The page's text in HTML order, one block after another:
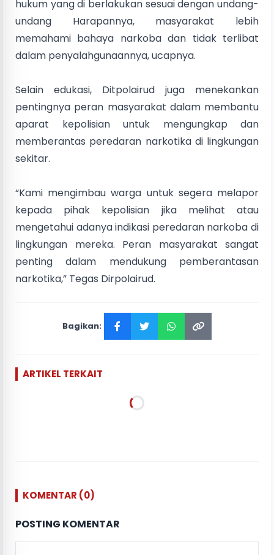
hukum yang di berlakukan sesuai dengan undang-
undang Harapannya, masyarakat lebih
memahami bahaya narkoba dan tidak terlibat
dalam penyalahgunaannya, ucapnya.
Selain edukasi, Ditpolairud juga menekankan
pentingnya peran masyarakat dalam membantu
aparat kepolisian untuk mengungkap dan
memberantas peredaran narkotika di lingkungan
sekitar.
“Kami mengimbau warga untuk segera melapor
kepada pihak kepolisian jika melihat atau
mengetahui adanya indikasi peredaran narkoba di
lingkungan mereka. Peran masyarakat sangat
penting dalam mendukung pemberantasan
narkotika,” Tegas Dirpolairud.
Bagikan:
ARTIKEL TERKAIT
KOMENTAR (0)
POSTING KOMENTAR